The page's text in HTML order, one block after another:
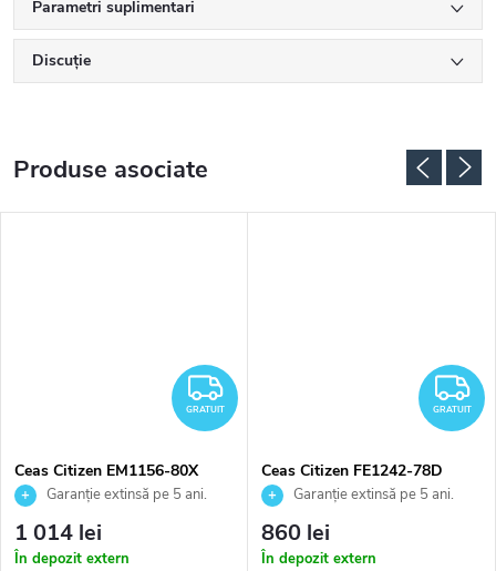
Parametri suplimentari
Discuţie
Produse asociate
GRATUIT
GRATUIT
Ceas Citizen EM1156-80X
Garanție extinsă pe 5 ani.
Până la 100 de zile pentru
returnarea bunurilor. Vânzător
1 014 lei
În depozit extern
GRATUIT
Ceas Citizen FE1242-78D
Garanție extinsă pe 5 ani.
Până la 100 de zile pentru
returnarea bunurilor. Vânzător
860 lei
În depozit extern